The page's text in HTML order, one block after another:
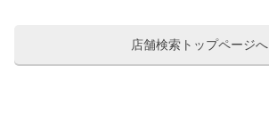
店舗検索トップページへ